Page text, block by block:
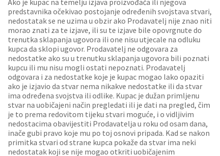
Ako je kupac na temelju izjava proizvođača ili njegova
predstavnika očekivao postojanje određenih svojstava stvari,
nedostatak se ne uzima u obzir ako Prodavatelj nije znao niti
morao znati za te izjave, ili su te izjave bile opovrgnute do
trenutka sklapanja ugovora ili one nisu utjecale na odluku
kupca da sklopi ugovor. Prodavatelj ne odgovara za
nedostatke ako su u trenutku sklapanja ugovora bili poznati
kupcu ili mu nisu mogli ostati nepoznati. Prodavatelj
odgovara i za nedostatke koje je kupac mogao lako opaziti
ako je izjavio da stvar nema nikakve nedostatke ili da stvar
ima određena svojstva ili odlike. Kupac je dužan primljenu
stvar na uobičajeni način pregledati ili je dati na pregled, čim
je to prema redovitom tijeku stvari moguće, i o vidljivim
nedostacima obavijestiti Prodavatelja u roku od osam dana,
inače gubi pravo koje mu po toj osnovi pripada. Kad se nakon
primitka stvari od strane kupca pokaže da stvar ima neki
nedostatak koji se nije mogao otkriti uobičajenim